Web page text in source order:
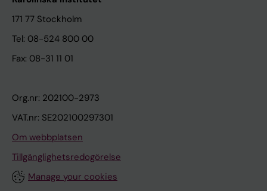
171 77 Stockholm
Tel: 08-524 800 00
Fax: 08-31 11 01
Org.nr: 202100-2973
VAT.nr: SE202100297301
Om webbplatsen
Tillgänglighetsredogörelse
Manage your cookies